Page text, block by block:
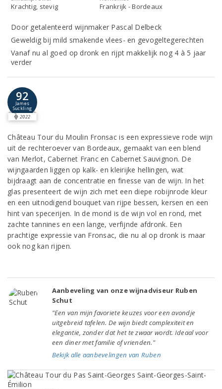
Krachtig, stevig Frankrijk - Bordeaux
Door getalenteerd wijnmaker Pascal Delbeck
Geweldig bij mild smakende vlees- en gevogeltegerechten
Vanaf nu al goed op dronk en rijpt makkelijk nog 4 à 5 jaar
verder
92
James
Suckling
2022
Château Tour du Moulin Fronsac is een expressieve rode wijn
uit de rechteroever van Bordeaux, gemaakt van een blend
van Merlot, Cabernet Franc en Cabernet Sauvignon. De
wijngaarden liggen op kalk- en kleirijke hellingen, wat
bijdraagt aan de concentratie en finesse van de wijn. In het
glas presenteert de wijn zich met een diepe robijnrode kleur
en een uitnodigend bouquet van rijpe bessen, kersen en een
hint van specerijen. In de mond is de wijn vol en rond, met
zachte tannines en een lange, verfijnde afdronk. Een
prachtige expressie van Fronsac, die nu al op dronk is maar
ook nog kan rijpen.
Aanbeveling van onze wijnadviseur Ruben
Schut
"Een van mijn favoriete keuzes voor een avondje
uitgebreid tafelen. De wijn biedt complexiteit en
elegantie, zonder dat het te zwaar wordt. Ideaal voor
een diner met familie of vrienden."
Bekijk alle aanbevelingen van Ruben